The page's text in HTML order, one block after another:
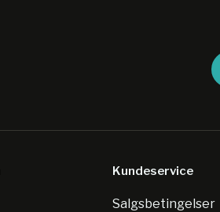
Kundeservice
Salgsbetingelser